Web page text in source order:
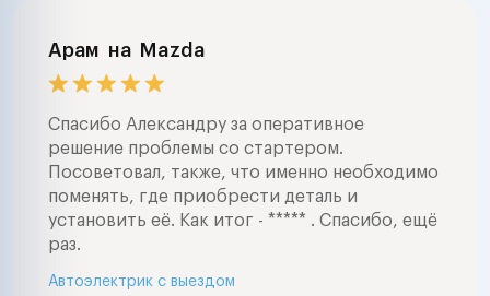
Арам на Mazda
Спасибо Александру за оперативное
решение проблемы со стартером.
Посоветовал, также, что именно необходимо
поменять, где приобрести деталь и
установить её. Как итог - ***** . Спасибо, ещё
раз.
Автоэлектрик с выездом